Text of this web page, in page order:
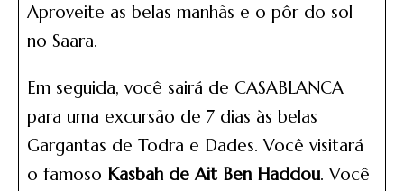
Aproveite as belas manhãs e o pôr do sol
no Saara.
Em seguida, você sairá de CASABLANCA
para uma excursão de 7 dias às belas
Gargantas de Todra e Dades. Você visitará
o famoso Kasbah de Ait Ben Haddou. Você